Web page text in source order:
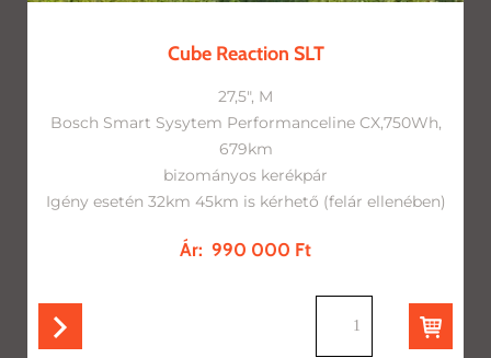
Cube Reaction SLT
27,5", M
Bosch Smart Sysytem Performanceline CX,750Wh,
679km
bizományos kerékpár
Igény esetén 32km 45km is kérhető (felár ellenében)
Ár: 990 000 Ft